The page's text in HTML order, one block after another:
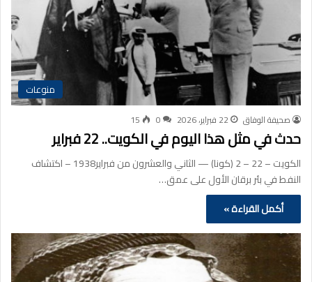
منوعات
صحيفة الوفاق 22 فبراير، 2026 0
15
حدث في مثل هذا اليوم في الكويت.. 22 فبراير
الكويت – 22 – 2 (كونا) — الثاني والعشرون من فبراير1938 – اكتشاف
النفط في بئر برقان الأول على عمق…
أكمل القراءة »